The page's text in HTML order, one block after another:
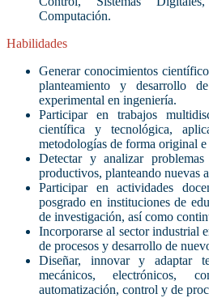
Computación.
Habilidades
Generar conocimientos
planteamiento y desarrollo
experimental en ingeniería.
Participar en trabajos
científica y tecnológica,
metodologías de forma original
Detectar y analizar
productivos, planteando nuevas
Participar en actividades
posgrado en instituciones de
de investigación, así como
Incorporarse al sector industrial
de procesos y desarrollo de
Diseñar, innovar y adaptar
mecánicos, electrónicos,
automatización, control y de